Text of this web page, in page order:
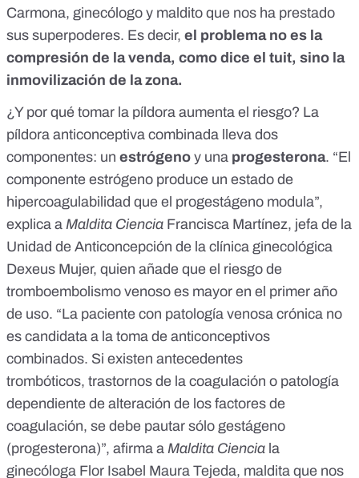
Carmona, ginecólogo y maldito que nos ha prestado
sus superpoderes. Es decir, el problema no es la
compresión de la venda, como dice el tuit, sino la
inmovilización de la zona.
¿Y por qué tomar la píldora aumenta el riesgo? La
píldora anticonceptiva combinada lleva dos
componentes: un estrógeno y una progesterona. “El
componente estrógeno produce un estado de
hipercoagulabilidad que el progestágeno modula”,
explica a Maldita Ciencia Francisca Martínez, jefa de la
Unidad de Anticoncepción de la clínica ginecológica
Dexeus Mujer, quien añade que el riesgo de
tromboembolismo venoso es mayor en el primer año
de uso. “La paciente con patología venosa crónica no
es candidata a la toma de anticonceptivos
combinados. Si existen antecedentes
trombóticos, trastornos de la coagulación o patología
dependiente de alteración de los factores de
coagulación, se debe pautar sólo gestágeno
(progesterona)”, afirma a Maldita Ciencia la
ginecóloga Flor Isabel Maura Tejeda, maldita que nos